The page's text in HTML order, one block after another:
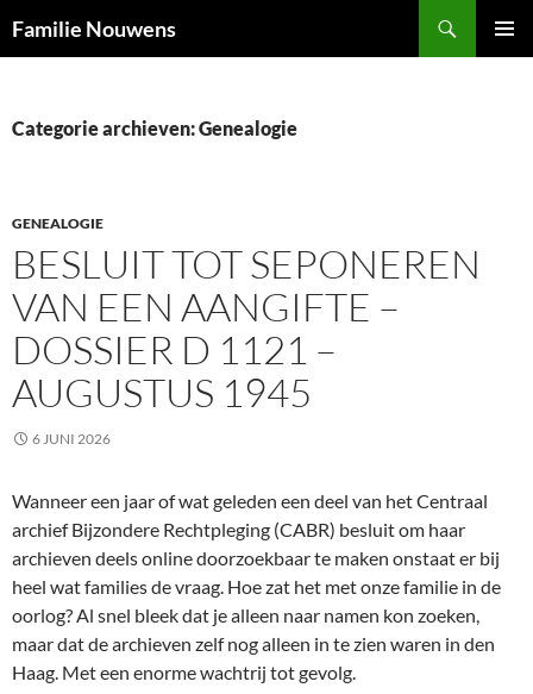
naar
Familie Nouwens
Categorie archieven: Genealogie
GENEALOGIE
BESLUIT TOT SEPONEREN
VAN EEN AANGIFTE –
DOSSIER D 1121 –
AUGUSTUS 1945
6 JUNI 2026
Wanneer een jaar of wat geleden een deel van het Centraal
archief Bijzondere Rechtpleging (CABR) besluit om haar
archieven deels online doorzoekbaar te maken onstaat er bij
heel wat families de vraag. Hoe zat het met onze familie in de
oorlog? Al snel bleek dat je alleen naar namen kon zoeken,
maar dat de archieven zelf nog alleen in te zien waren in den
Haag. Met een enorme wachtrij tot gevolg.